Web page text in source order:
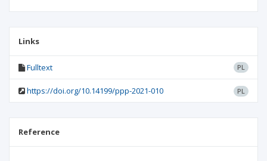
Links
Fulltext PL
https://doi.org/10.14199/ppp-2021-010 PL
Reference